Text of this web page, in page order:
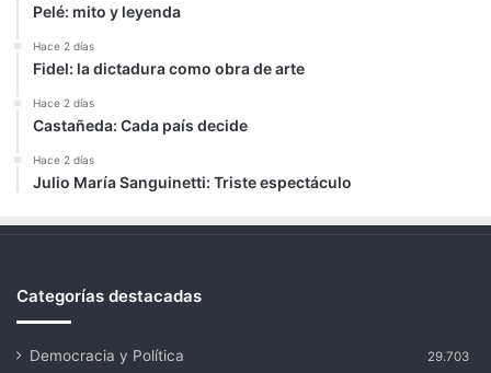
Pelé: mito y leyenda
Hace 2 días
Fidel: la dictadura como obra de arte
Hace 2 días
Castañeda: Cada país decide
Hace 2 días
Julio María Sanguinetti: Triste espectáculo
Categorías destacadas
Democracia y Política 29.703